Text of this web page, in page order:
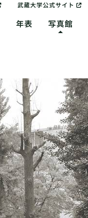
武蔵大学公式サイト
年表 写真館